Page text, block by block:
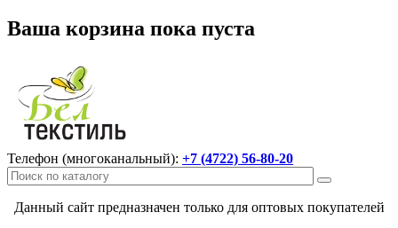
Ваша корзина пока пуста
Телефон (многоканальный): +7 (4722) 56-80-20
Данный сайт предназначен только для оптовых покупателей